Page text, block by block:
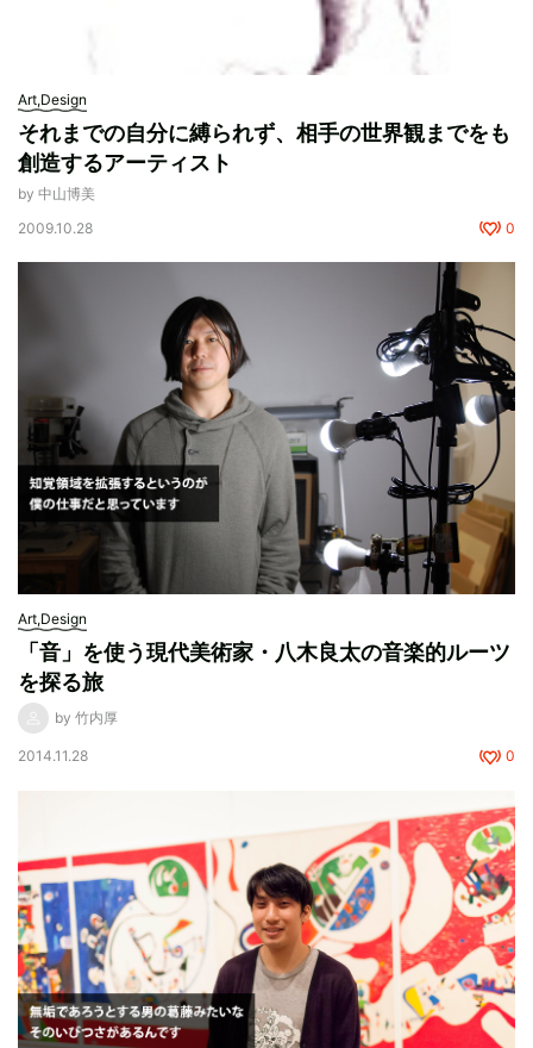
Art,Design
それまでの自分に縛られず、相手の世界観までをも
創造するアーティスト
by 中山博美
2009.10.28
0
Art,Design
「音」を使う現代美術家・八木良太の音楽的ルーツ
を探る旅
by 竹内厚
2014.11.28 0